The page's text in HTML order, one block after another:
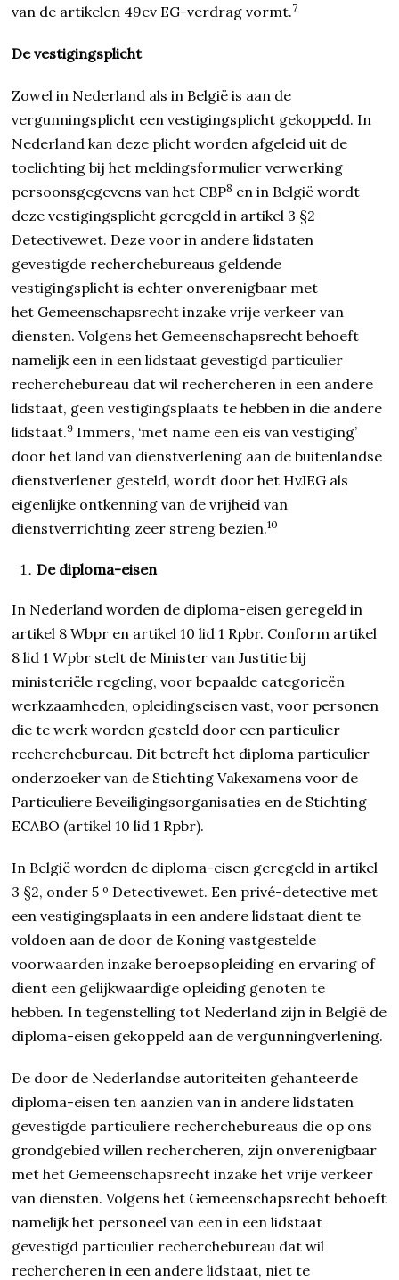
van de artikelen 49ev EG-verdrag vormt.7
De vestigingsplicht
Zowel in Nederland als in België is aan de
vergunningsplicht een vestigingsplicht gekoppeld. In
Nederland kan deze plicht worden afgeleid uit de
toelichting bij het meldingsformulier verwerking
persoonsgegevens van het CBP8 en in België wordt
deze vestigingsplicht geregeld in artikel 3 §2
Detectivewet. Deze voor in andere lidstaten
gevestigde recherchebureaus geldende
vestigingsplicht is echter onverenigbaar met
het Gemeenschapsrecht inzake vrije verkeer van
diensten. Volgens het Gemeenschapsrecht behoeft
namelijk een in een lidstaat gevestigd particulier
recherchebureau dat wil rechercheren in een andere
lidstaat, geen vestigingsplaats te hebben in die andere
lidstaat.9 Immers, ‘met name een eis van vestiging’
door het land van dienstverlening aan de buitenlandse
dienstverlener gesteld, wordt door het HvJEG als
eigenlijke ontkenning van de vrijheid van
dienstverrichting zeer streng bezien.10
De diploma-eisen
In Nederland worden de diploma-eisen geregeld in
artikel 8 Wbpr en artikel 10 lid 1 Rpbr. Conform artikel
8 lid 1 Wpbr stelt de Minister van Justitie bij
ministeriële regeling, voor bepaalde categorieën
werkzaamheden, opleidingseisen vast, voor personen
die te werk worden gesteld door een particulier
recherchebureau. Dit betreft het diploma particulier
onderzoeker van de Stichting Vakexamens voor de
Particuliere Beveiligingsorganisaties en de Stichting
ECABO (artikel 10 lid 1 Rpbr).
In België worden de diploma-eisen geregeld in artikel
3 §2, onder 5 º Detectivewet. Een privé-detective met
een vestigingsplaats in een andere lidstaat dient te
voldoen aan de door de Koning vastgestelde
voorwaarden inzake beroepsopleiding en ervaring of
dient een gelijkwaardige opleiding genoten te
hebben. In tegenstelling tot Nederland zijn in België de
diploma-eisen gekoppeld aan de vergunningverlening.
De door de Nederlandse autoriteiten gehanteerde
diploma-eisen ten aanzien van in andere lidstaten
gevestigde particuliere recherchebureaus die op ons
grondgebied willen rechercheren, zijn onverenigbaar
met het Gemeenschapsrecht inzake het vrije verkeer
van diensten. Volgens het Gemeenschapsrecht behoeft
namelijk het personeel van een in een lidstaat
gevestigd particulier recherchebureau dat wil
rechercheren in een andere lidstaat, niet te